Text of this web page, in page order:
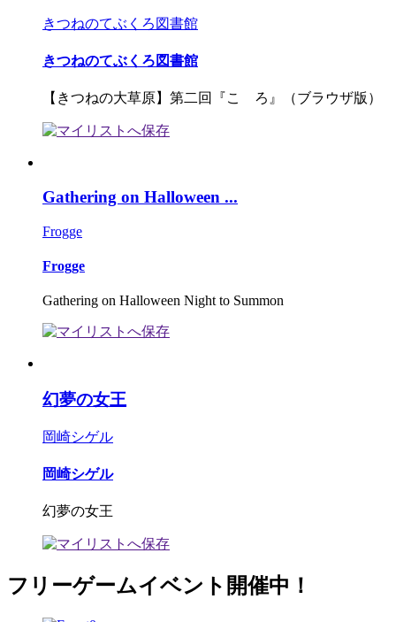
きつねのてぶくろ図書館
きつねのてぶくろ図書館
【きつねの大草原】第二回『こゝろ』（ブラウザ版）
Gathering on Halloween ...
Frogge
Frogge
Gathering on Halloween Night to Summon
幻夢の女王
岡崎シゲル
岡崎シゲル
幻夢の女王
フリーゲームイベント開催中！